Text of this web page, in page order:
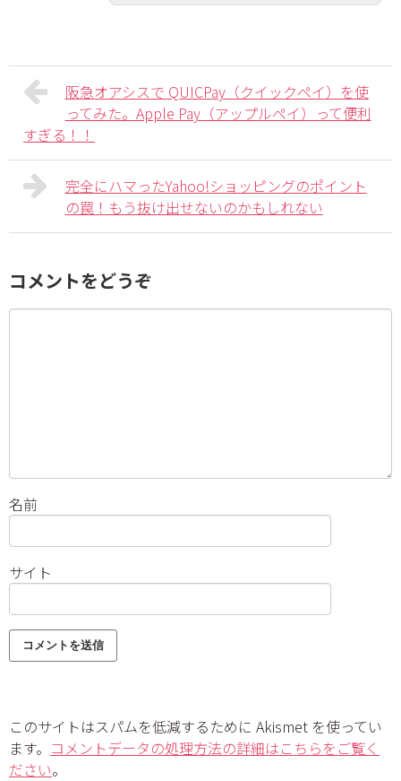
阪急オアシスで QUICPay（クイックペイ）を使
ってみた。Apple Pay（アップルペイ）って便利
すぎる！！
完全にハマったYahoo!ショッピングのポイント
の罠！もう抜け出せないのかもしれない
コメントをどうぞ
名前
サイト
このサイトはスパムを低減するために Akismet を使ってい
ます。 コメントデータの処理方法の詳細はこちらをご覧く
ださい。